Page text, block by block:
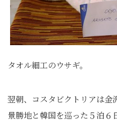
タオル細工のウサギ。
翌朝、コスタビクトリアは金
景勝地と韓国を巡った５泊６